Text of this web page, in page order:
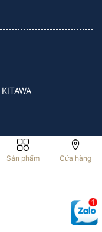
KITAWA
Sản phẩm Cửa hàng